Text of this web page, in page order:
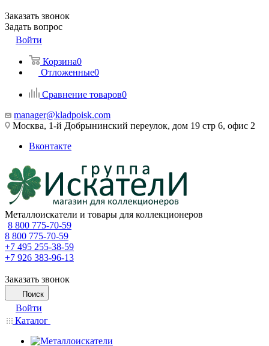
Заказать звонок
Задать вопрос
Войти
Корзина0
Отложенные0
Сравнение товаров0
manager@kladpoisk.com
Москва, 1-й Добрынинский переулок, дом 19 стр 6, офис 2
Вконтакте
Металлоискатели и товары для коллекционеров
8 800 775-70-59
8 800 775-70-59
+7 495 255-38-59
+7 926 383-96-13
Заказать звонок
Поиск
Войти
Каталог